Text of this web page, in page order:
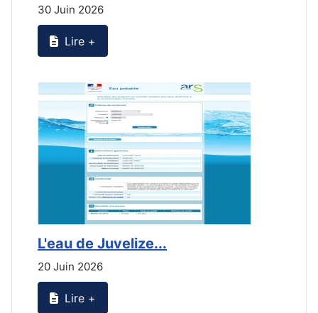
30 Juin 2026
Lire +
L'eau de Juvelize...
20 Juin 2026
Lire +